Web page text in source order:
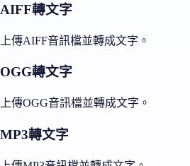
AIFF轉文字
上傳AIFF音訊檔並轉成文字。
OGG轉文字
上傳OGG音訊檔並轉成文字。
MP3轉文字